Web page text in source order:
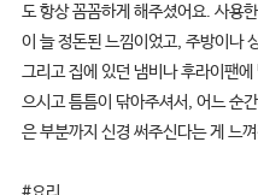
도 항상 꼼꼼하게 해주셨어요. 사용
이 늘 정돈된 느낌이었고, 주방이나
그리고 집에 있던 냄비나 후라이팬
으시고 틈틈이 닦아주셔서, 어느 순
은 부분까지 신경 써주신다는 게 느